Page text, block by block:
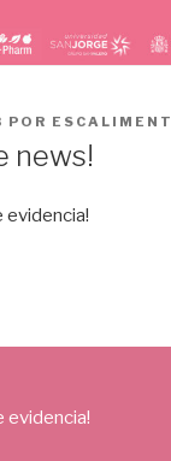
POR ESCALIMENT
news!
evidencia!
evidencia!